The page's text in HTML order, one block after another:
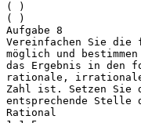
( )
( )
Aufgabe 8
Vereinfachen Sie die
möglich und
das Ergebnis in den
rationale, irrationale
Zahl ist. Setzen Sie
entsprechende Stelle
Rational